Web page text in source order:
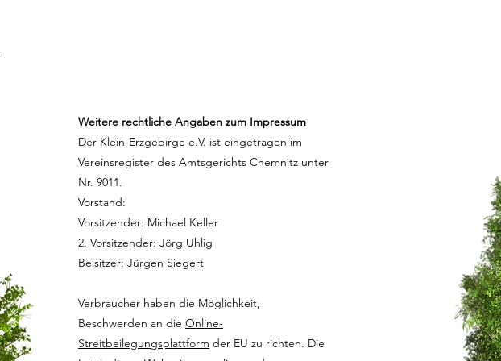
Weitere rechtliche Angaben zum Impressum
Der Klein-Erzgebirge e.V. ist eingetragen im
Vereinsregister des Amtsgerichts Chemnitz unter
Nr. 9011.
Vorstand:
Vorsitzender: Michael Keller
2. Vorsitzender: Jörg Uhlig
Beisitzer: Jürgen Siegert
Verbraucher haben die Möglichkeit,
Beschwerden an die Online-
Streitbeilegungsplattform der EU zu richten. Die